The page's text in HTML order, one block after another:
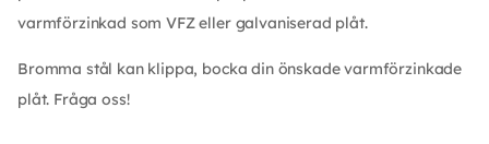
varmförzinkad som VFZ eller galvaniserad plåt.
Bromma stål kan klippa, bocka din önskade varmförzinkade
plåt. Fråga oss!